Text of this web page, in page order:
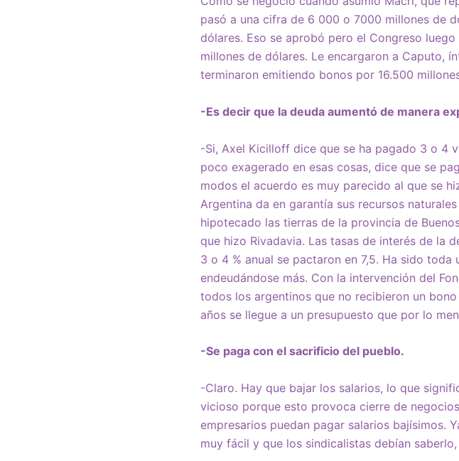
pasó a una cifra de 6 000 o 7000 millones de
dólares. Eso se aprobó pero el Congreso
millones de dólares. Le encargaron a Caputo,
terminaron emitiendo bonos por 16.500
-Es decir que la deuda aumentó de manera
-Si, Axel Kicilloff dice que se ha pagado 3 o 4
poco exagerado en esas cosas, dice que se
modos el acuerdo es muy parecido al que se
Argentina da en garantía sus recursos
hipotecado las tierras de la provincia de
que hizo Rivadavia. Las tasas de interés de la
3 o 4 % anual se pactaron en 7,5. Ha sido
endeudándose más. Con la intervención del
todos los argentinos que no recibieron un
años se llegue a un presupuesto que por lo
-Se paga con el sacrificio del pueblo.
-Claro. Hay que bajar los salarios, lo que
vicioso porque esto provoca cierre de
empresarios puedan pagar salarios bajísimos.
muy fácil y que los sindicalistas debían saberlo,